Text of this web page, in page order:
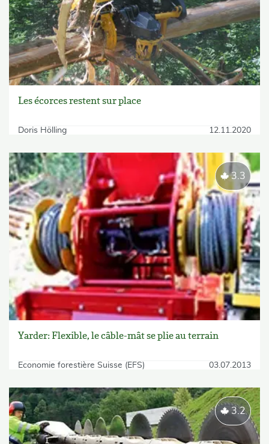
Les écorces restent sur place
Doris Hölling 12.11.2020
Yarder: Flexible, le câble-mât se plie au terrain
Economie forestière Suisse (EFS) 03.07.2013
3.3
3.2